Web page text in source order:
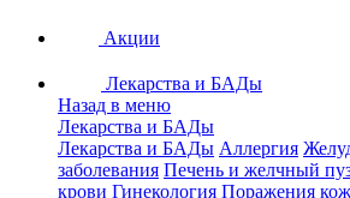
Акции
Лекарства и БАДы
Назад в меню
Лекарства и БАДы
Лекарства и БАДы Аллергия
заболевания Печень и желчный
крови Гинекология Поражения